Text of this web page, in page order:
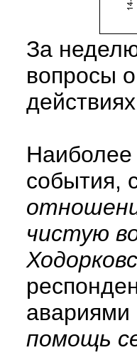
За
вопросы
Наиболее
события,
чистую
авариями
помощь